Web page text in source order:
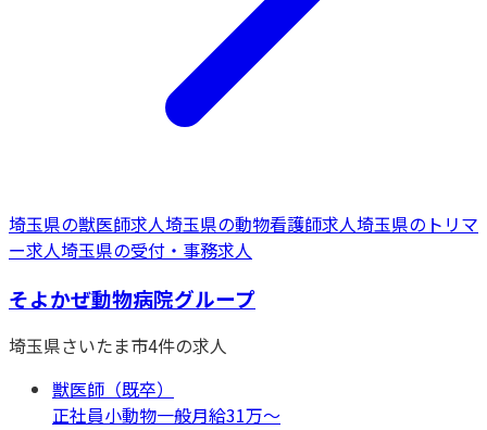
埼玉県の獣医師求人埼玉県の動物看護師求人埼玉県の トリマ
ー求人埼玉県の受付・事務求人
そよかぜ動物病院グループ
埼玉県さいたま市4件の求人
獣医師（既卒）
正社員小動物一般月給31万〜